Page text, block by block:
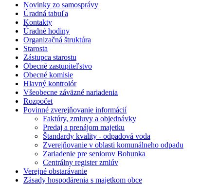
Novinky zo samosprávy
Úradná tabuľa
Kontakty
Úradné hodiny
Organizačná štruktúra
Starosta
Zástupca starostu
Obecné zastupiteľstvo
Obecné komisie
Hlavný kontrolór
Všeobecne záväzné nariadenia
Rozpočet
Povinné zverejňovanie informácií
Faktúry, zmluvy a objednávky
Predaj a prenájom majetku
Štandardy kvality - odpadová voda
Zverejňovanie v oblasti komunálneho odpadu
Zariadenie pre seniorov Bohunka
Centrálny register zmlúv
Verejné obstarávanie
Zásady hospodárenia s majetkom obce